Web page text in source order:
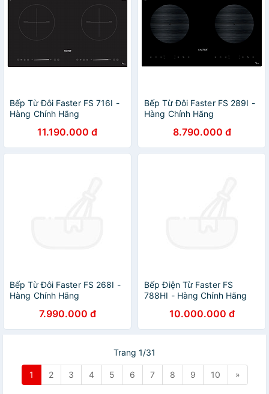
Bếp Từ Đôi Faster FS 716I -
Hàng Chính Hãng
11.190.000 đ
Bếp Từ Đôi Faster FS 289I -
Hàng Chính Hãng
8.790.000 đ
Bếp Từ Đôi Faster FS 268I -
Hàng Chính Hãng
7.990.000 đ
Bếp Điện Từ Faster FS
788HI - Hàng Chính Hãng
10.000.000 đ
Trang 1/31
1 2 3 4 5 6 7 8 9 10 »